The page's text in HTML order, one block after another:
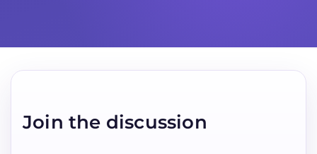
Join the discussion